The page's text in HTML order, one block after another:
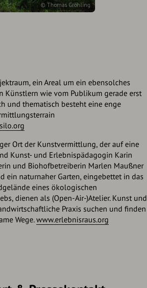
© Thomas Gröhling
ein Areal um ein ebensolches
Künstlern wie vom Publikum gerade erst
und thematisch besteht eine enge
Ort der Kunstvermittlung, der auf eine
Kunst- und Erlebnispädagogin Karin
und Biohofbetreiberin Marlen Maußner
ein naturnaher Garten, eingebettet in das
eines ökologischen
dienen als (Open-Air-)Atelier. Kunst und
Praxis suchen und finden
Wege.www.erlebnisraus.org